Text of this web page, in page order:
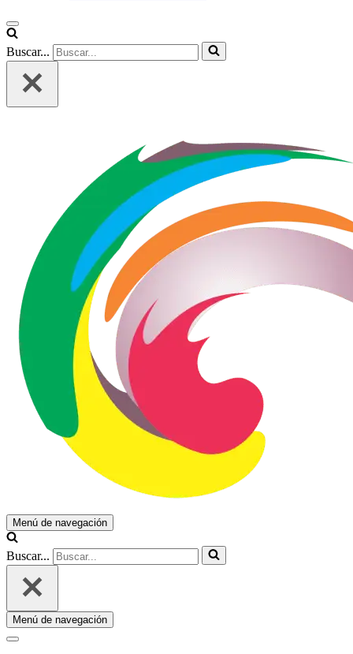
Buscar...
Menú de navegación
Buscar...
Menú de navegación